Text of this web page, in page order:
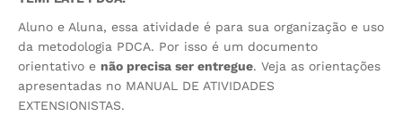
Aluno e Aluna, essa atividade é para sua organização e uso
da metodologia PDCA. Por isso é um documento
orientativo e não precisa ser entregue. Veja as orientações
apresentadas no MANUAL DE ATIVIDADES
EXTENSIONISTAS.